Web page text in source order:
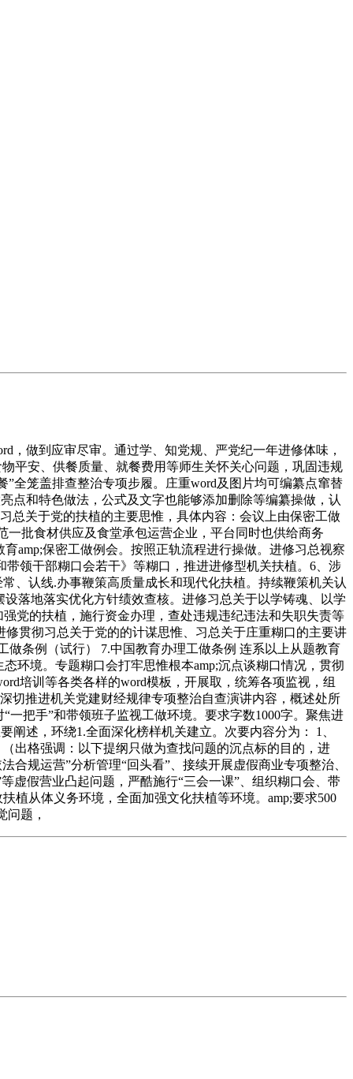
做到应审尽审。通过学、知党规、严党纪一年进修体味，
平安、供餐质量、就餐费用等师生关怀关心问题，巩固违规
全笼盖排查整治专项步履。庄重word及图片均可编纂点窜替
点和特色做法，公式及文字也能够添加删除等编纂操做，认
总关于党的扶植的主要思惟，具体内容：会议上由保密工做
批食材供应及食堂承包运营企业，平台同时也供给商务
amp;保密工做例会。按照正轨流程进行操做。进修习总视察
领干部糊口会若干》等糊口，推进进修型机关扶植。6、涉
、认线.办事鞭策高质量成长和现代化扶植。持续鞭策机关认
落地落实优化方针绩效查核。进修习总关于以学铸魂、以学
党的扶植，施行资金办理，查处违规违纪违法和失职失责等
贯彻习总关于党的的计谋思惟、习总关于庄重糊口的主要讲
条例（试行） 7.中国教育办理工做条例 连系以上从题教育
环境。专题糊口会打牢思惟根本amp;沉点谈糊口情况，贯彻
培训等各类各样的word模板，开展取，统筹各项监视，组
切推进机关党建财经规律专项整治自查演讲内容，概述处所
把手”和带领班子监视工做环境。要求字数1000字。聚焦进
述，环绕1.全面深化榜样机关建立。次要内容分为： 1、
出格强调：以下提纲只做为查找问题的沉点标的目的，进
规运营”分析管理“回头看”、接续开展虚假商业专项整治、
虚假营业凸起问题，严酷施行“三会一课”、组织糊口会、带
植从体义务环境，全面加强文化扶植等环境。amp;要求500
题，